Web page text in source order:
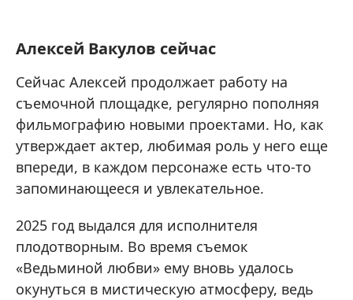
Алексей Вакулов сейчас
Сейчас Алексей продолжает работу на
съемочной площадке, регулярно пополняя
фильмографию новыми проектами. Но, как
утверждает актер, любимая роль у него еще
впереди, в каждом персонаже есть что-то
запоминающееся и увлекательное.
2025 год выдался для исполнителя
плодотворным. Во время съемок
«Ведьминой любви» ему вновь удалось
окунуться в мистическую атмосферу, ведь